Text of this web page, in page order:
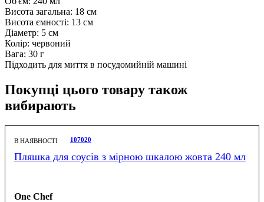
Висота загальна: 18 см
Висота ємності: 13 см
Діаметр: 5 см
Колір: червоний
Вага: 30 г
Підходить для миття в посудомийній машині
Покупці цього товару також
вибирають
В НАЯВНОСТІ 107020
Пляшка для соусів з мірною шкалою жовта 240 мл
One Chef